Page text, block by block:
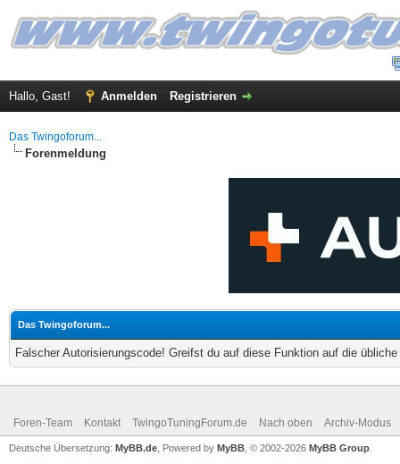
Hallo, Gast! Anmelden Registrieren
Das Twingoforum...
Forenmeldung
Das Twingoforum...
Falscher Autorisierungscode! Greifst du auf diese Funktion auf die
Foren-Team Kontakt TwingoTuningForum.de Nach oben Archiv-Modus
Deutsche Übersetzung: MyBB.de , Powered by MyBB , © 2002-2026 MyBB Group